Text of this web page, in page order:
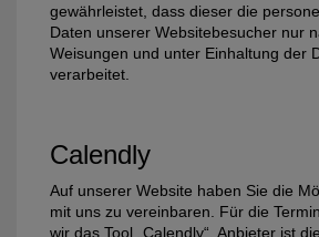
gewährleistet, dass dieser die
Daten unserer Websitebesucher nur
Weisungen und unter Einhaltung der
verarbeitet.
Calendly
Auf unserer Website haben Sie die
mit uns zu vereinbaren. Für die
wir das Tool „Calendly“. Anbieter ist